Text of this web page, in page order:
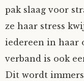
pak slaag voor
ze haar stress
iedereen in haar
verband is ook
Dit wordt